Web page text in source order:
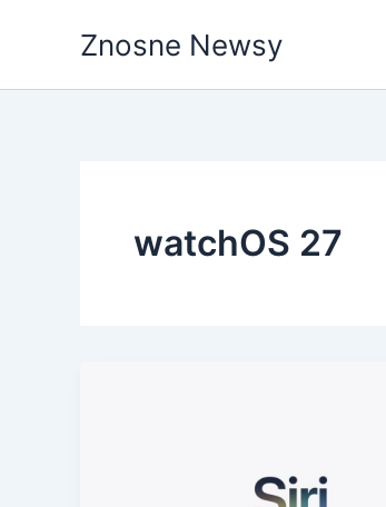
Znosne Newsy
watchOS 27